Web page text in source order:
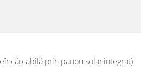
prin panou solar integrat)